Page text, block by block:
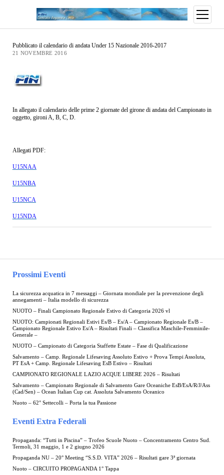
Prossimi Eventi
La sicurezza acquatica in 7 messaggi – Giornata mondiale per la prevenzione degli
annegamenti – Italia modello di sicurezza
NUOTO – Finali Campionato Regionale Estivo di Categoria 2026 vl
NUOTO: Campionati Regionali Estivi Es/B – Es/A – Campionato Regionale Es/B –
Campionato Regionale Estivo Es/A – Risultati Finali – Classifica Maschile-Femminile-
Generale –
NUOTO – Campionato di Categoria Staffette Estate – Fase di Qualificazione
Salvamento – Camp. Regionale Lifesaving Assoluto Estivo + Prova Tempi Assoluta,
PT EsA + Camp. Regionale Lifesaving EsB Estivo – Risultati
CAMPIONATO REGIONALE LAZIO ACQUE LIBERE 2026 – Risultati
Salvamento – Campionato Regionale di Salvamento Gare Oceaniche EsB/EsA/R/J/Ass
(Cad/Sen) – Ocean Italian Cup cat. Assoluta Salvamento Oceanico
Nuoto – 62° Settecolli – Porta la tua Passione
Eventi Extra Federali
Propaganda: “Tutti in Piscina” – Trofeo Scuole Nuoto – Concentramento Centro Sud.
Termoli, 31 maggio, 1 e 2 giugno 2026
Propaganda NU – 20° Meeting “S.S.D. VITA” 2026 – Risultati gare 3ª giornata
Nuoto – CIRCUITO PROPAGANDA 1° Tappa
Pubblicato il calendario di andata Under 15 Nazionale 2016-2017
21 NOVEMBRE 2016
In allegato il calendario delle prime 2 giornate del girone di andata del Campionato in
oggetto, gironi A, B, C, D.
Allegati PDF:
U15NAA
U15NBA
U15NCA
U15NDA